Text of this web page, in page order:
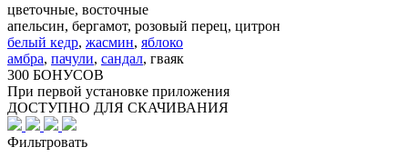
цветочные, восточные
апельсин, бергамот, розовый перец, цитрон
белый кедр, жасмин, яблоко
амбра, пачули, сандал, гваяк
300 БОНУСОВ
При первой установке приложения
ДОСТУПНО ДЛЯ СКАЧИВАНИЯ
Фильтровать